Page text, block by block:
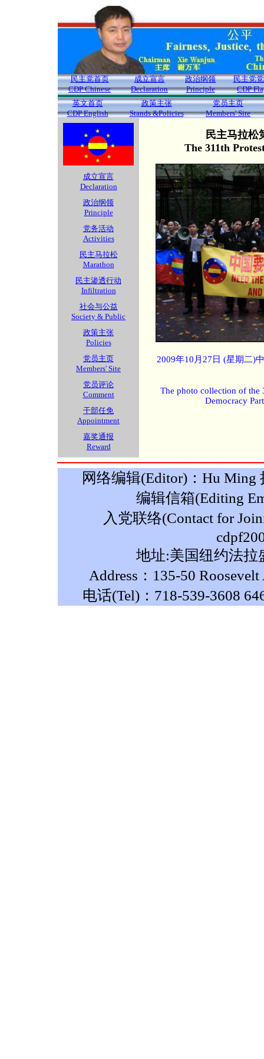
民主党首页
CDP Chinese
成立宣言
Declaration
政治纲领
Principle
民主党
CDP
英文首页
CDP English
政策主张
Stands &Policies
党员主页
Members' Site
成立宣言
Declaration
政治纲领
Principle
党务活动
Activities
民主马拉松
Marathon
民主渗透行动
Infiltration
社会与公益
Society & Public
政策主张
Policies
党员主页
Members' Site
党员评论
Comment
干部任免
Appointment
嘉奖通报
Reward
民主马拉松
The 311th
2009年10月27日 (星期二)
The photo collection of the
Democracy
网络编辑(Editor)：Hu Ming
编辑信箱(Editing
入党联络(Contact for
地址:美国纽约法拉
Address：135-50
电话(Tel)：718-539-3608